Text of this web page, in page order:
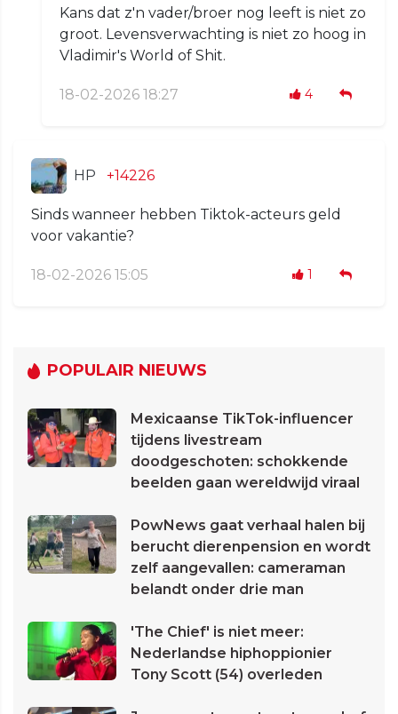
Kans dat z'n vader/broer nog leeft is niet zo
groot. Levensverwachting is niet zo hoog in
Vladimir's World of Shit.
18-02-2026 18:27 4
HP +14226
Sinds wanneer hebben Tiktok-acteurs geld
voor vakantie?
18-02-2026 15:05 1
POPULAIR NIEUWS
Mexicaanse TikTok-influencer
tijdens livestream
doodgeschoten: schokkende
beelden gaan wereldwijd viraal
PowNews gaat verhaal halen bij
berucht dierenpension en wordt
zelf aangevallen: cameraman
belandt onder drie man
'The Chief' is niet meer:
Nederlandse hiphoppionier
Tony Scott (54) overleden